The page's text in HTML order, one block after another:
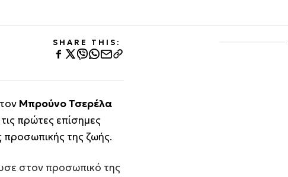
SHARE THIS:
Μπρούνο Τσερέλα
πρώτες επίσημες
της ζωής.
στον προσωπικό της